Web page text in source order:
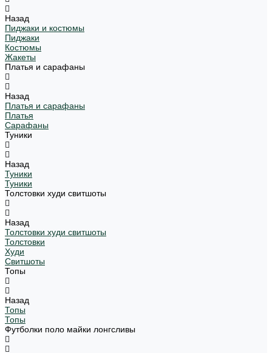
Назад
Пиджаки и костюмы
Пиджаки
Костюмы
Жакеты
Платья и сарафаны
Назад
Платья и сарафаны
Платья
Сарафаны
Туники
Назад
Туники
Туники
Толстовки худи свитшоты
Назад
Толстовки худи свитшоты
Толстовки
Худи
Свитшоты
Топы
Назад
Топы
Топы
Футболки поло майки лонгсливы